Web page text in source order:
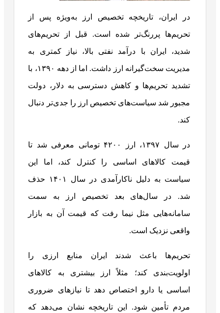
در ایران، تاریخچه تخصیص ارز به‌ویژه پس از
تحریم‌ها پررنگ‌تر شده است. قبل از تحریم‌های
شدید، ایران با درآمد نفتی بالا، نیاز کمتری به
مدیریت سخت‌گیرانه ارز داشت. اما از دهه ۱۳۹۰، با
تشدید تحریم‌ها و کاهش دسترسی به دلار، دولت
مجبور شد سیاست‌های تخصیص ارز را جدی‌تر دنبال
کند.
در سال ۱۳۹۷، ارز ۴۲۰۰ تومانی معرفی شد تا
قیمت کالاهای اساسی را کنترل کند، اما این
سیاست به دلیل ناکارآمدی در سال ۱۴۰۱ حذف
شد. در سال‌های بعد تخصیص ارز به سمت
سامانه‌هایی مثل نیما رفت که قیمت آن به بازار
واقعی نزدیک است.
تحریم‌ها باعث شدند ایران منابع ارزی را
اولویت‌بندی کند؛ مثلاً ارز بیشتری به کالاهای
اساسی یا دارو اختصاص دهد تا نیازهای ضروری
مردم تأمین شود. این تاریخچه نشان می‌دهد که